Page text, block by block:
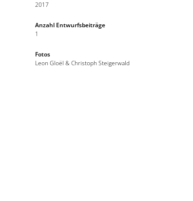
2017
Anzahl Entwurfsbeiträge
1
Fotos
Leon Gloël & Christoph Steigerwald